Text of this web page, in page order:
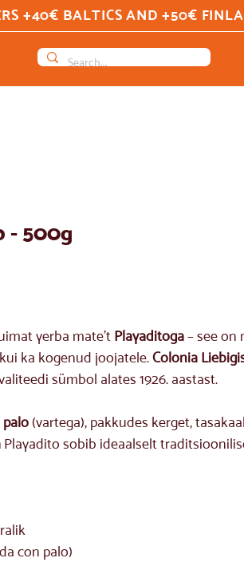
- 500g
yerba mate't Playaditoga– see on
ka kogenud joojatele.Colonia
sümbol alates 1926. aastast.
(vartega), pakkudes kerget,
Playadito sobib ideaalselt
con palo)